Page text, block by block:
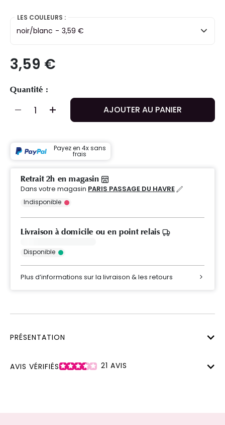
LES COULEURS :
noir/blanc - 3,59 €
3,59 €
Quantité :
AJOUTER AU PANIER
Payez en 4x sans
frais
Retrait 2h en magasin
Dans votre magasin PARIS PASSAGE DU HAVRE
Indisponible
Livraison à domicile ou en point relais
Disponible
Plus d’informations sur la livraison & les retours
PRÉSENTATION
AVIS VÉRIFIÉS 21 AVIS